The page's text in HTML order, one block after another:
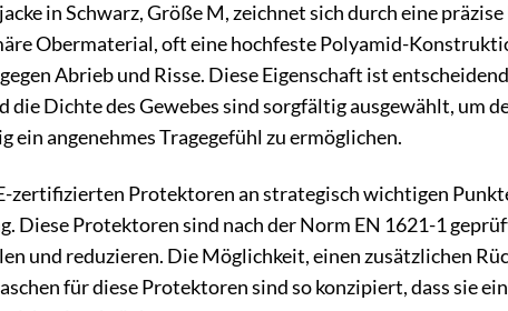
in Schwarz, Größe M, zeichnet sich durch eine
Obermaterial, oft eine hochfeste Polyamid-
Abrieb und Risse. Diese Eigenschaft ist
die Dichte des Gewebes sind sorgfältig ausgewählt, um
ein angenehmes Tragegefühl zu ermöglichen.
zertifizierten Protektoren an strategisch wichtigen
Diese Protektoren sind nach der Norm EN 1621-1
und reduzieren. Die Möglichkeit, einen zusätzlichen
für diese Protektoren sind so konzipiert, dass sie